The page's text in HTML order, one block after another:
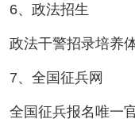
6、政法招生
政法干警招录培养
7、全国征兵网
全国征兵报名唯一